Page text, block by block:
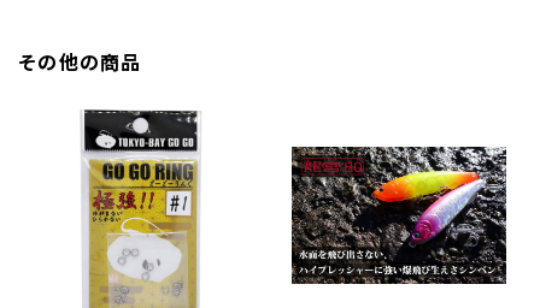
その他の商品